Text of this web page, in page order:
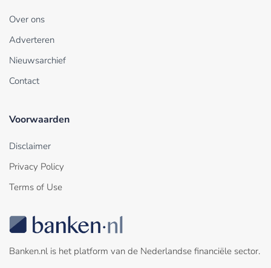
Over ons
Adverteren
Nieuwsarchief
Contact
Voorwaarden
Disclaimer
Privacy Policy
Terms of Use
Banken.nl is het platform van de Nederlandse financiële sector.